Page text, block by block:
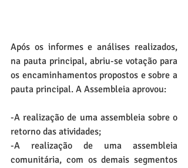
Após os informes e análises realizados,
na pauta principal, abriu-se votação para
os encaminhamentos propostos e sobre a
pauta principal. A Assembleia aprovou:
-A realização de uma assembleia sobre o
retorno das atividades;
-A realização de uma assembleia
comunitária, com os demais segmentos